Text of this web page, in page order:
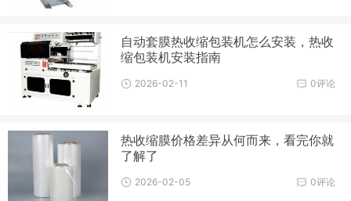
自动套膜热收缩包装机怎么安装，热收
缩包装机安装指南
0评论
2026-02-11
热收缩膜价格差异从何而来，看完你就
了解了
0评论
2026-02-05